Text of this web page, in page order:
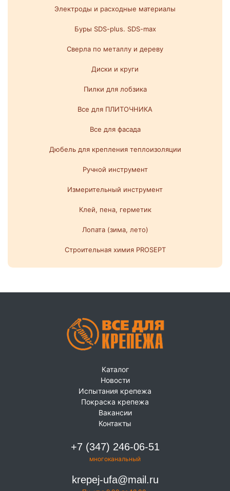
Электроды и расходные материалы
Буры SDS-plus. SDS-max
Сверла по металлу и дереву
Диски и круги
Пилки для лобзика
Все для ПЛИТОЧНИКА
Все для фасада
Дюбель для крепления теплоизоляции
Ручной инструмент
Измерительный инструмент
Клей, пена, герметик
Лопата (зима, лето)
Строительная химия PROSEPT
Каталог
Новости
Испытания крепежа
Покраска крепежа
Вакансии
Контакты
+7 (347) 246-06-51
многоканальный
krepej-ufa@mail.ru